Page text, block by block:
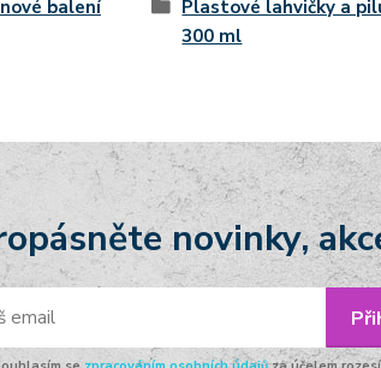
balení
Plastové lahvičky a
300 ml
novinky,